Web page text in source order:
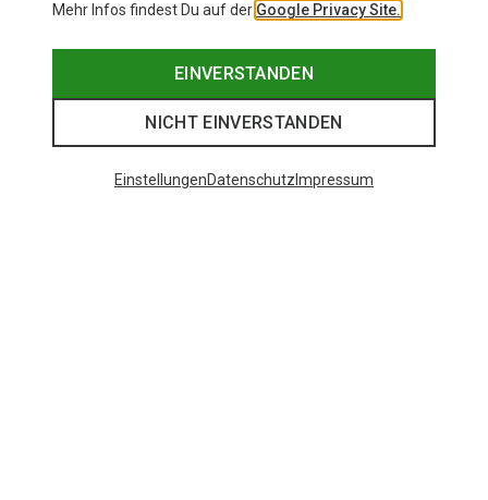
Mehr Infos findest Du auf der Google Privacy Site.
EINVERSTANDEN
NICHT EINVERSTANDEN
EinstellungenDatenschutz Impressum